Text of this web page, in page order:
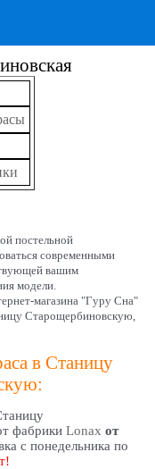
постельной
современными
вашим
модели.
магазина "Гуру Сна"
Старощербиновскую,
в Станицу
фабрики Lonax от
с понедельника по